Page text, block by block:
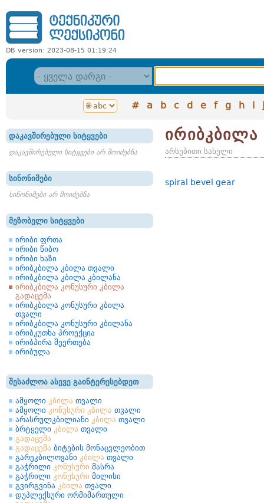
DB version: 2023-08-15 01:19:24
# a b c d e f g h i j
დაკავშირებული სიტყვები
დაკავშირებული სიტყვები არ მოიძებნა
სინონიმები
სინონიმები არ მოიძებნა
მეზობელი სიტყვები
ირიბი ფრთა
ირიბი წიბო
ირიბი ხაზი
ირიბკბილა კბილა თვალი
ირიბკბილა კბილა კბილანა
ირიბკბილა კონუსური კბილა
გადაცემა
ირიბკბილა კონუსური კბილა
თვალი
ირიბკბილა კონუსური კბილანა
ირიბკუთხა პროექცია
ირიბპირა შეერთება
ირიბულა
შესაძლოა ასევე გაინტერესებდეთ
ამყოლი კბილა თვალი
ამყოლი კონუსური კბილა თვალი
არასრულკბილიანი კბილა თვალი
ბრტყელი კბილა თვალი
გადაცემა
გადაცემა ბიტების მონაცვლეობით
გარეკბილოვანი კბილა თვალი
გაჭრილი კონუსური მასრა
გაჭრილი კონუსური მილისი
გვირგვინა კბილა თვალი
დუპლექსური ორმიმართული
ირიბკბილა
არსებითი სახელი
spiral bevel gear